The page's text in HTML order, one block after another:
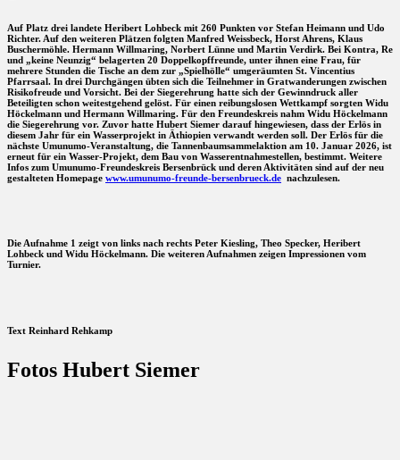
Auf Platz drei landete Heribert Lohbeck mit 260 Punkten vor Stefan Heimann und Udo
Richter. Auf den weiteren Plätzen folgten Manfred Weissbeck, Horst Ahrens, Klaus
Buschermöhle. Hermann Willmaring, Norbert Lünne und Martin Verdirk. Bei Kontra, Re
und „keine Neunzig“ belagerten 20 Doppelkopffreunde, unter ihnen eine Frau, für
mehrere Stunden die Tische an dem zur „Spielhölle“ umgeräumten St. Vincentius
Pfarrsaal. In drei Durchgängen übten sich die Teilnehmer in Gratwanderungen zwischen
Risikofreude und Vorsicht. Bei der Siegerehrung hatte sich der Gewinndruck aller
Beteiligten schon weitestgehend gelöst. Für einen reibungslosen Wettkampf sorgten Widu
Höckelmann und Hermann Willmaring. Für den Freundeskreis nahm Widu Höckelmann
die Siegerehrung vor. Zuvor hatte Hubert Siemer darauf hingewiesen, dass der Erlös in
diesem Jahr für ein Wasserprojekt in Äthiopien verwandt werden soll. Der Erlös für die
nächste Umunumo-Veranstaltung, die Tannenbaumsammelaktion am 10. Januar 2026, ist
erneut für ein Wasser-Projekt, dem Bau von Wasserentnahmestellen, bestimmt. Weitere
Infos zum Umunumo-Freundeskreis Bersenbrück und deren Aktivitäten sind auf der neu
gestalteten Homepage www.umunumo-freunde-bersenbrueck.de nachzulesen.
Die Aufnahme 1 zeigt von links nach rechts Peter Kiesling, Theo Specker, Heribert
Lohbeck und Widu Höckelmann. Die weiteren Aufnahmen zeigen Impressionen vom
Turnier.
Text Reinhard Rehkamp
Fotos Hubert Siemer